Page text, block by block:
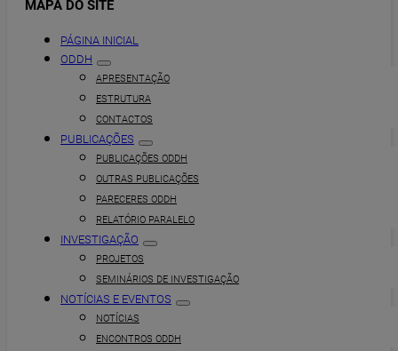
MAPA DO SITE
PÁGINA INICIAL
ODDH
APRESENTAÇÃO
ESTRUTURA
CONTACTOS
PUBLICAÇÕES
PUBLICAÇÕES ODDH
OUTRAS PUBLICAÇÕES
PARECERES ODDH
RELATÓRIO PARALELO
INVESTIGAÇÃO
PROJETOS
SEMINÁRIOS DE INVESTIGAÇÃO
NOTÍCIAS E EVENTOS
NOTÍCIAS
ENCONTROS ODDH